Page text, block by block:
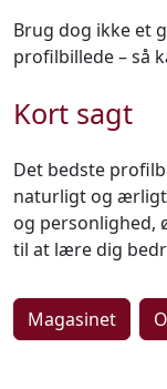
Brug dog ikke et
profilbillede – så
Kort sagt
Det bedste
naturligt og
og personlighed,
til at lære dig
Magasinet